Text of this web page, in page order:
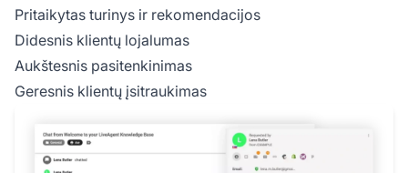
Pritaikytas turinys ir rekomendacijos
Didesnis klientų lojalumas
Aukštesnis pasitenkinimas
Geresnis klientų įsitraukimas